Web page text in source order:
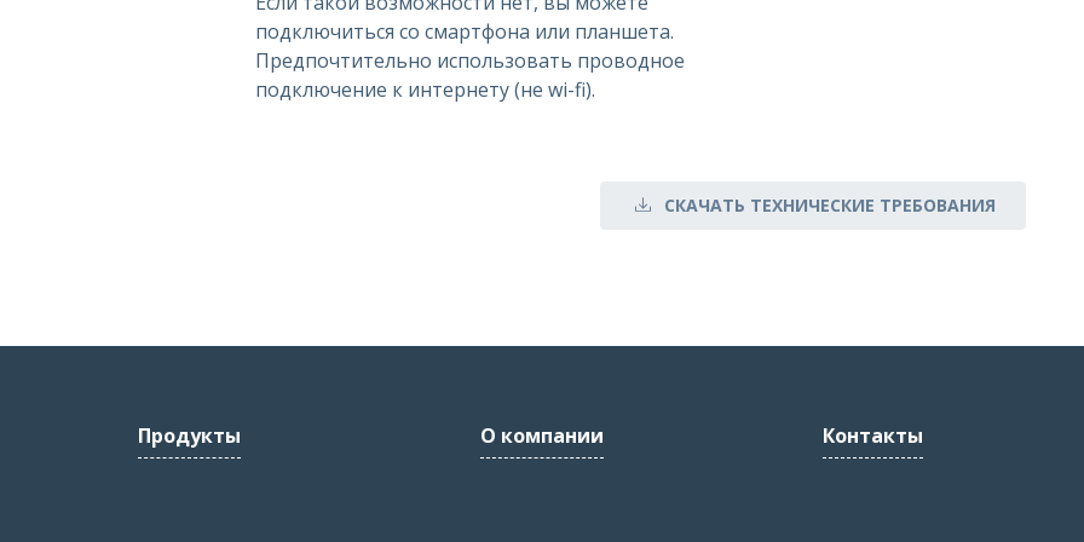
подключиться со смартфона или планшета.
Предпочтительно использовать проводное
подключение к интернету (не wi-fi).
СКАЧАТЬ ТЕХНИЧЕСКИЕ ТРЕБОВАНИЯ
Продукты О компании Контакты